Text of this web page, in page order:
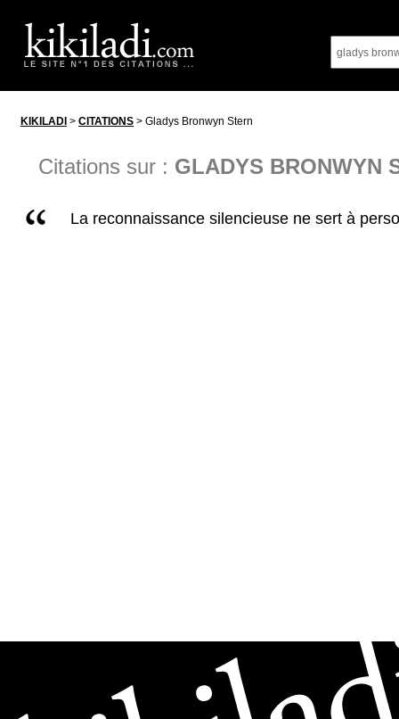
KIKILADI > CITATIONS > Gladys Bronwyn Stern
Citations sur : GLADYS BRONWYN
La reconnaissance silencieuse ne sert à